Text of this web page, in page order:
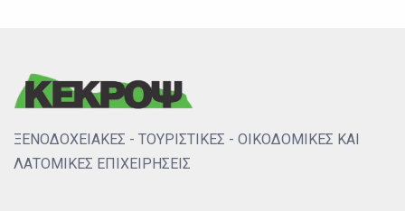
ΞΕΝΟΔΟΧΕΙΑΚΕΣ - ΤΟΥΡΙΣΤΙΚΕΣ - ΟΙΚΟΔΟΜΙΚΕΣ ΚΑΙ
ΛΑΤΟΜΙΚΕΣ ΕΠΙΧΕΙΡΗΣΕΙΣ